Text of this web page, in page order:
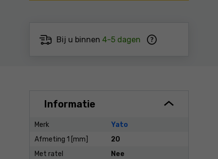
Bij u binnen 4-5 dagen
Informatie
Merk
Yato
Afmeting 1 [mm]
20
Met ratel
Nee